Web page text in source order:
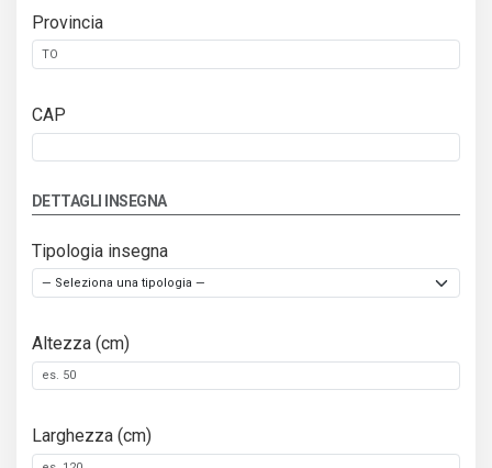
Provincia
CAP
DETTAGLI INSEGNA
Tipologia insegna
Altezza (cm)
Larghezza (cm)